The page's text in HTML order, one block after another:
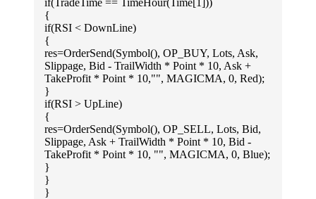
{
if(RSI < DownLine)
{
res=OrderSend(Symbol(), OP_BUY, Lots, Ask,
Slippage, Bid - TrailWidth * Point * 10, Ask +
TakeProfit * Point * 10,"", MAGICMA, 0, Red);
}
if(RSI > UpLine)
{
res=OrderSend(Symbol(), OP_SELL, Lots, Bid,
Slippage, Ask + TrailWidth * Point * 10, Bid -
TakeProfit * Point * 10, "", MAGICMA, 0, Blue);
}
}
}